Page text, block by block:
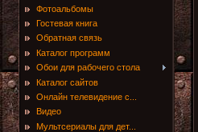
Фотоальбомы
Гостевая книга
Обратная связь
Каталог программ
Обои для рабочего стола
Каталог сайтов
Онлайн телевидение с...
Видео
Мультсериалы для дет...